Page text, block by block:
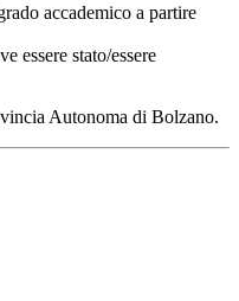
accademico a partire
essere stato/essere
Autonoma di Bolzano.